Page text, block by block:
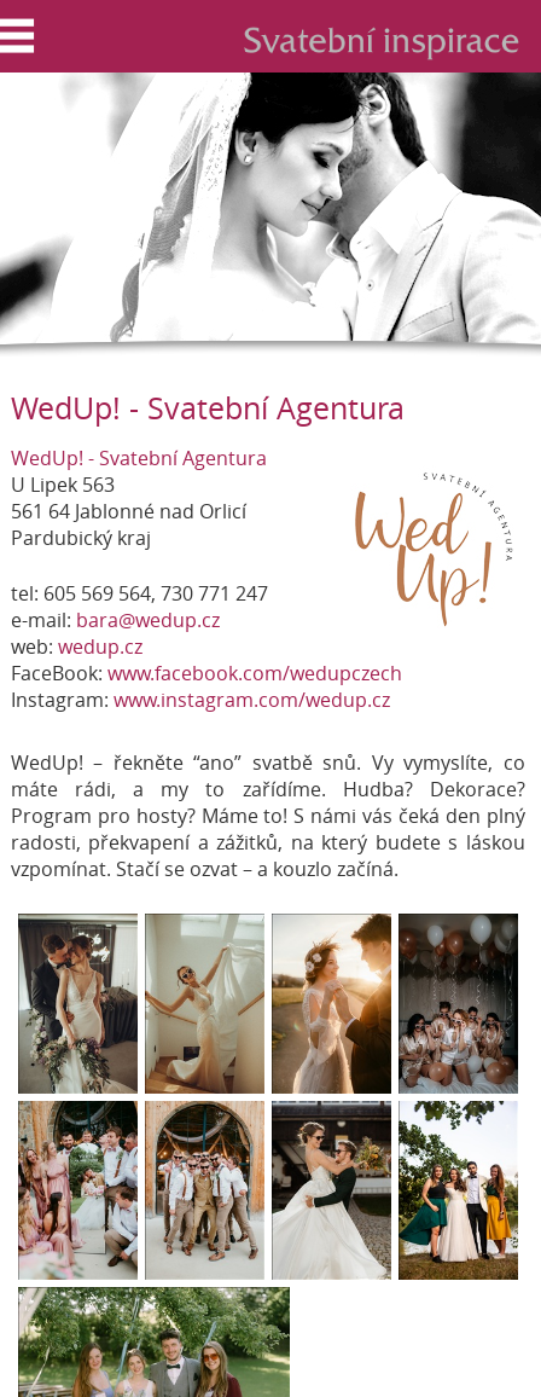
WedUp! - Svatební Agentura
WedUp! - Svatební Agentura
U Lipek 563
561 64 Jablonné nad Orlicí
Pardubický kraj
tel: 605 569 564, 730 771 247
e-mail: bara@wedup.cz
web: wedup.cz
FaceBook: www.facebook.com/wedupczech
Instagram: www.instagram.com/wedup.cz
WedUp! – řekněte “ano” svatbě snů. Vy vymyslíte, co
máte rádi, a my to zařídíme. Hudba? Dekorace?
Program pro hosty? Máme to! S námi vás čeká den plný
radosti, překvapení a zážitků, na který budete s láskou
vzpomínat. Stačí se ozvat – a kouzlo začíná.